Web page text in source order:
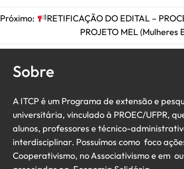
Próximo:
RETIFICAÇÃO DO EDITAL –
PROJETO MEL
Sobre
A ITCP é um Programa de extensão e
universitária, vinculado à PROEC/UFPR,
alunos, professores e técnico-
interdisciplinar. Possuímos como foco
Cooperativismo, no Associativismo e em